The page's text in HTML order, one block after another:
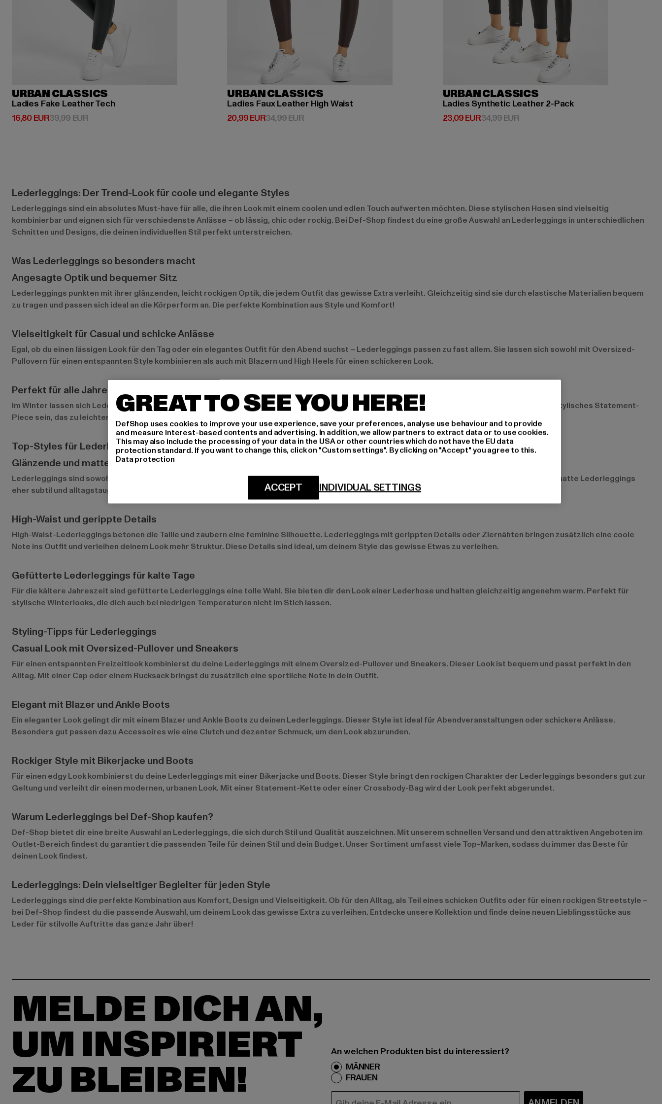
URBAN CLASSICS
Ladies Fake Leather Tech
16,80 EUR
Derzeitiger Preis: 16,80 EUR
39,99 EURAktionspreis: 39,99 EUR
URBAN CLASSICS
Ladies Faux Leather High Waist
20,99 EUR
Derzeitiger Preis: 20,99 EUR
34,99 EURAktionspreis: 34,99 EUR
URBAN CLASSICS
Ladies Synthetic Leather 2-Pack
23,09 EUR
Derzeitiger Preis: 23,09 EUR
34,99 EURAktionspreis: 34,99 EUR
Lederleggings: Der Trend-Look für coole und elegante Styles
Lederleggings sind ein absolutes Must-have für alle, die ihren Look mit einem coolen und edlen Touch aufwerten möchten. Diese stylischen Hosen sind vielseitig
kombinierbar und eignen sich für verschiedenste Anlässe – ob lässig, chic oder rockig. Bei Def-Shop findest du eine große Auswahl an Lederleggings in unterschiedlichen
Schnitten und Designs, die deinen individuellen Stil perfekt unterstreichen.
Was Lederleggings so besonders macht
Angesagte Optik und bequemer Sitz
Lederleggings punkten mit ihrer glänzenden, leicht rockigen Optik, die jedem Outfit das gewisse Extra verleiht. Gleichzeitig sind sie durch elastische Materialien bequem
zu tragen und passen sich ideal an die Körperform an. Die perfekte Kombination aus Style und Komfort!
Vielseitigkeit für Casual und schicke Anlässe
Egal, ob du einen lässigen Look für den Tag oder ein elegantes Outfit für den Abend suchst – Lederleggings passen zu fast allem. Sie lassen sich sowohl mit Oversized-
Pullovern für einen entspannten Style kombinieren als auch mit Blazern und High Heels für einen schickeren Look.
Perfekt für alle Jahreszeiten
Im Winter lassen sich Lederleggings ideal als Layer tragen und halten dich durch gefütterte Optionen angenehm warm. Im Sommer können sie ein stylisches Statement-
Piece sein, das zu leichten Oberteilen und Sandalen passt. Diese Vielseitigkeit macht Lederleggings zu einem ganzjährigen Favoriten.
Top-Styles für Lederleggings bei Def-Shop
Glänzende und matte Lederoptik
Lederleggings sind sowohl in glänzenden als auch matten Optiken erhältlich. Die glänzenden Modelle verleihen dir einen auffälligen Look, während matte Lederleggings
eher subtil und alltagstauglich sind. Beide Optionen lassen sich vielseitig stylen und passen zu unterschiedlichen Outfits.
High-Waist und gerippte Details
High-Waist-Lederleggings betonen die Taille und zaubern eine feminine Silhouette. Lederleggings mit gerippten Details oder Ziernähten bringen zusätzlich eine coole
Note ins Outfit und verleihen deinem Look mehr Struktur. Diese Details sind ideal, um deinem Style das gewisse Etwas zu verleihen.
Gefütterte Lederleggings für kalte Tage
Für die kältere Jahreszeit sind gefütterte Lederleggings eine tolle Wahl. Sie bieten dir den Look einer Lederhose und halten gleichzeitig angenehm warm. Perfekt für
stylische Winterlooks, die dich auch bei niedrigen Temperaturen nicht im Stich lassen.
Styling-Tipps für Lederleggings
Casual Look mit Oversized-Pullover und Sneakers
Für einen entspannten Freizeitlook kombinierst du deine Lederleggings mit einem Oversized-Pullover und Sneakers. Dieser Look ist bequem und passt perfekt in den
Alltag. Mit einer Cap oder einem Rucksack bringst du zusätzlich eine sportliche Note in dein Outfit.
Elegant mit Blazer und Ankle Boots
Ein eleganter Look gelingt dir mit einem Blazer und Ankle Boots zu deinen Lederleggings. Dieser Style ist ideal für Abendveranstaltungen oder schickere Anlässe.
Besonders gut passen dazu Accessoires wie eine Clutch und dezenter Schmuck, um den Look abzurunden.
Rockiger Style mit Bikerjacke und Boots
Für einen edgy Look kombinierst du deine Lederleggings mit einer Bikerjacke und Boots. Dieser Style bringt den rockigen Charakter der Lederleggings besonders gut zur
Geltung und verleiht dir einen modernen, urbanen Look. Mit einer Statement-Kette oder einer Crossbody-Bag wird der Look perfekt abgerundet.
Warum Lederleggings bei Def-Shop kaufen?
Def-Shop bietet dir eine breite Auswahl an Lederleggings, die sich durch Stil und Qualität auszeichnen. Mit unserem schnellen Versand und den attraktiven Angeboten im
Outlet-Bereich findest du garantiert die passenden Teile für deinen Stil und dein Budget. Unser Sortiment umfasst viele Top-Marken, sodass du immer das Beste für
deinen Look findest.
Lederleggings: Dein vielseitiger Begleiter für jeden Style
Lederleggings sind die perfekte Kombination aus Komfort, Design und Vielseitigkeit. Ob für den Alltag, als Teil eines schicken Outfits oder für einen rockigen Streetstyle –
bei Def-Shop findest du die passende Auswahl, um deinem Look das gewisse Extra zu verleihen. Entdecke unsere Kollektion und finde deine neuen Lieblingsstücke aus
Leder für stilvolle Auftritte das ganze Jahr über!
MELDE DICH AN,
UM INSPIRIERT
ZU BLEIBEN!
An welchen Produkten bist du interessiert?
MÄNNER
FRAUEN
GREAT TO SEE YOU HERE!
DefShop uses cookies to improve your use experience, save your preferences, analyse use behaviour and to provide
and measure interest-based contents and advertising. In addition, we allow partners to extract data or to use cookies.
This may also include the processing of your data in the USA or other countries which do not have the EU data
protection standard. If you want to change this, click on "Custom settings". By clicking on "Accept" you agree to this.
Data protection
INDIVIDUAL SETTINGS
ACCEPT